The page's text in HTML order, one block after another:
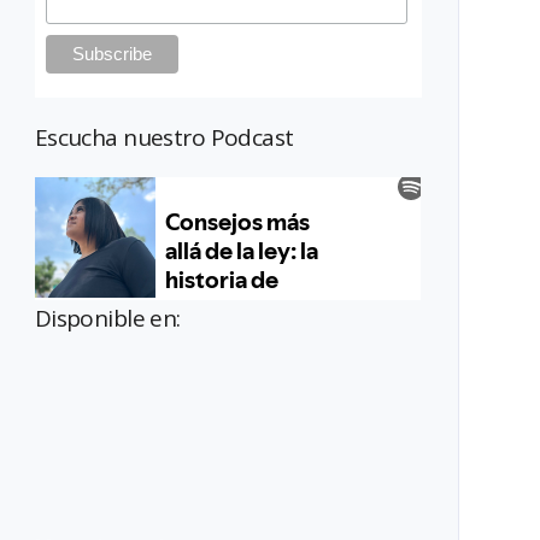
Escucha nuestro Podcast
Disponible en: